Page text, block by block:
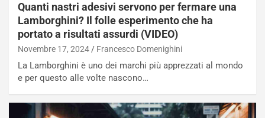
Quanti nastri adesivi servono per fermare una
Lamborghini? Il folle esperimento che ha
portato a risultati assurdi (VIDEO)
Novembre 17, 2024 Francesco Domenighini
La Lamborghini è uno dei marchi più apprezzati al mondo
e per questo alle volte nascono…